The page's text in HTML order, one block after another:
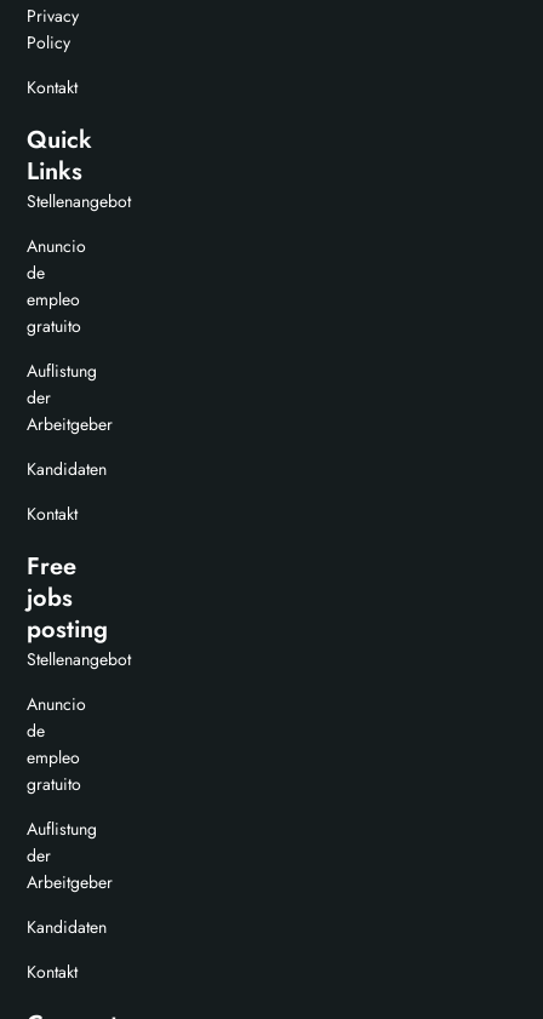
Privacy
Policy
Kontakt
Quick
Links
Stellenangebot
Anuncio
de
empleo
gratuito
Auflistung
der
Arbeitgeber
Kandidaten
Kontakt
Free
jobs
posting
Stellenangebot
Anuncio
de
empleo
gratuito
Auflistung
der
Arbeitgeber
Kandidaten
Kontakt